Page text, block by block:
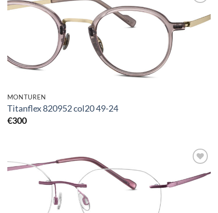
verlanglijst
MONTUREN
Titanflex 820952 col20 49-24
€300
aan
verlanglijst